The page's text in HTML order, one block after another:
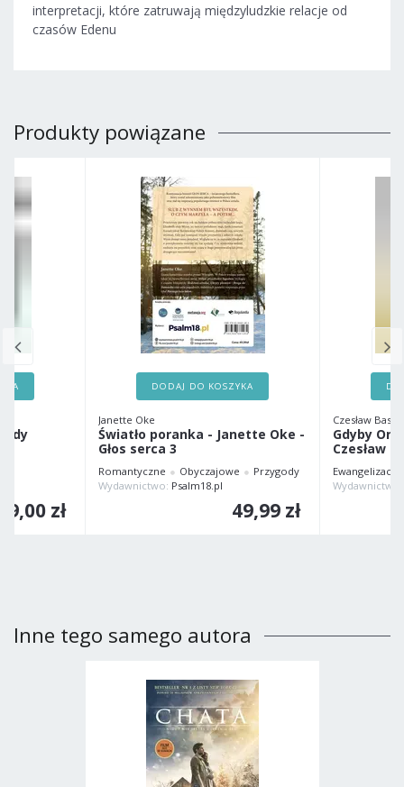
interpretacji, które zatruwają międzyludzkie relacje od
czasów Edenu
Produkty powiązane
MĄDRA KSIĄŻKA S.C.
zł
DODAJ DO KOSZYKA
Janette Oke
Światło poranka - Janette Oke -
Głos serca 3
Romantyczne Obyczajowe
Przygody
Wydawnictwo: Psalm18.pl
49,99 zł
Czesław
Gdyby On
Czesław
Ewangelizacja
Inne tego samego autora